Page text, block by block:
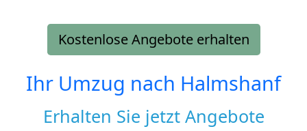
Kostenlose Angebote erhalten
Ihr Umzug nach Halmshanf
Erhalten Sie jetzt Angebote